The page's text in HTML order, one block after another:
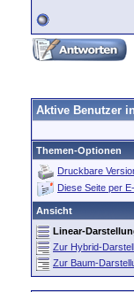
Aktive Benutzer
Themen-Optionen
Druckbare
Diese Seite per
Ansicht
Linear-
Zur Hybrid-
Zur Baum-